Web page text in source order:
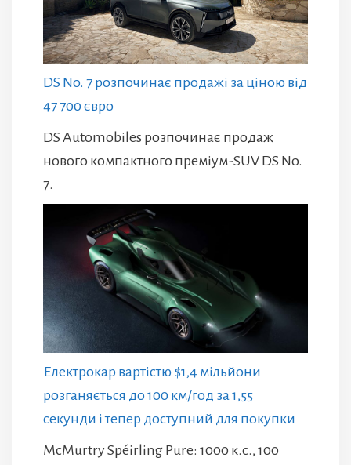
DS No. 7 розпочинає продажі за ціною від
47 700 євро
DS Automobiles розпочинає продаж
нового компактного преміум-SUV DS No.
7.
Електрокар вартістю $1,4 мільйони
розганяється до 100 км/год за 1,55
секунди і тепер доступний для покупки
McMurtry Spéirling Pure: 1000 к.с., 100